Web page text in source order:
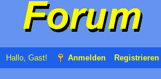
Hallo, Gast! Anmelden Registrieren